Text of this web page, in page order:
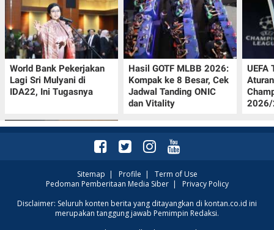
World Bank Pekerjakan
Lagi Sri Mulyani di
IDA22, Ini Tugasnya
Hasil GOTF MLBB 2026:
Kompak ke 8 Besar, Cek
Jadwal Tanding ONIC
dan Vitality
UEFA
2026/
Jadwal Persija vs Arema
FC Perebutan Juara 3
Sitemap | Profile | Term of Use
Pedoman Pemberitaan Media Siber| Privacy Policy
Disclaimer: Seluruh konten berita yang ditayangkan di kontan.co.id ini
merupakan tanggung jawab Pemimpin Redaksi.